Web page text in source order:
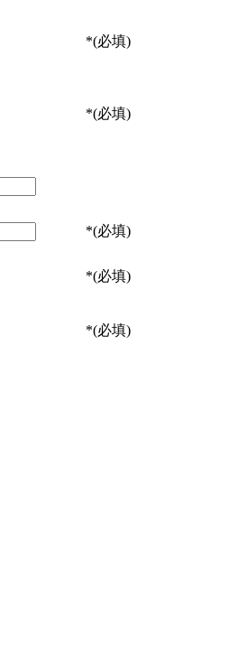
*(必填)
*(必填)
*(必填)
*(必填)
*(必填)